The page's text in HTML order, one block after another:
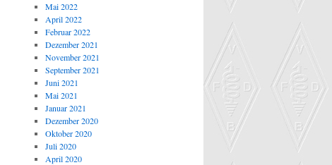
Mai 2022
April 2022
Februar 2022
Dezember 2021
November 2021
September 2021
Juni 2021
Mai 2021
Januar 2021
Dezember 2020
Oktober 2020
Juli 2020
April 2020